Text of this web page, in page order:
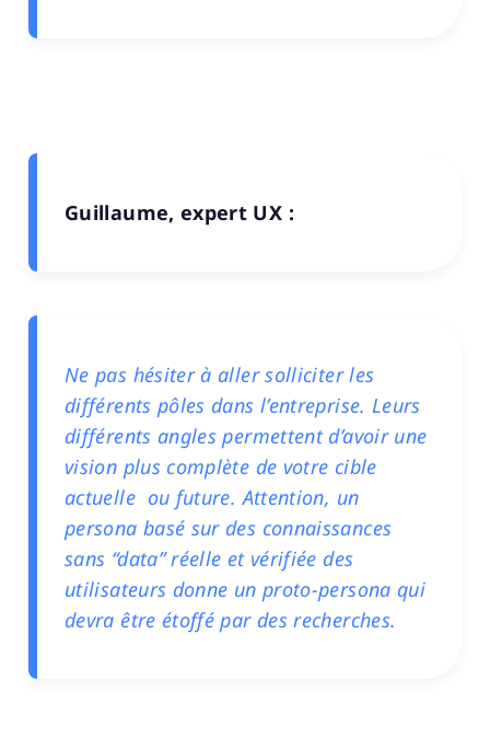
Guillaume, expert UX :
Ne pas hésiter à aller solliciter les
différents pôles dans l’entreprise. Leurs
différents angles permettent d’avoir une
vision plus complète de votre cible
actuelle ou future. Attention, un
persona basé sur des connaissances
sans “data” réelle et vérifiée des
utilisateurs donne un proto-persona qui
devra être étoffé par des recherches.